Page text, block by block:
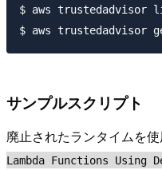
$ aws trustedadvisor
サンプルスクリプト
廃止されたランタイムを
Lambda Functions Using